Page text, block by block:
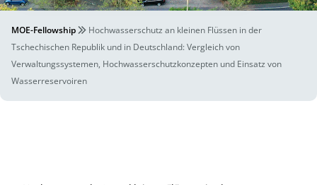
MOE-Fellowship
Hochwasserschutz an kleinen Flüssen in der
Tschechischen Republik und in Deutschland: Vergleich von
Verwaltungssystemen, Hochwasserschutzkonzepten und Einsatz von
Wasserreservoiren